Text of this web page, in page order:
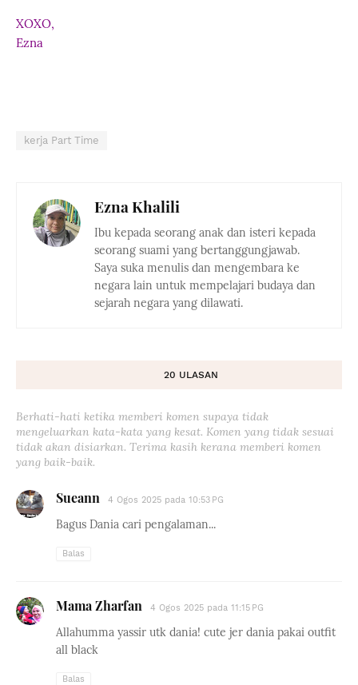
XOXO,
Ezna
kerja Part Time
Ezna Khalili
Ibu kepada seorang anak dan isteri kepada
seorang suami yang bertanggungjawab.
Saya suka menulis dan mengembara ke
negara lain untuk mempelajari budaya dan
sejarah negara yang dilawati.
20 ULASAN
Berhati-hati ketika memberi komen supaya tidak
mengeluarkan kata-kata yang kesat. Komen yang tidak sesuai
tidak akan disiarkan. Terima kasih kerana memberi komen
yang baik-baik.
Sueann 4 Ogos 2025 pada 10:53 PG
Bagus Dania cari pengalaman...
Balas
Mama Zharfan 4 Ogos 2025 pada 11:15 PG
Allahumma yassir utk dania! cute jer dania pakai outfit
all black
Balas